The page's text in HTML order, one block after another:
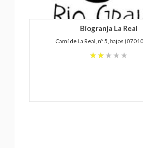
Biogranja La Real
Camí de La Real, nº 5, bajos